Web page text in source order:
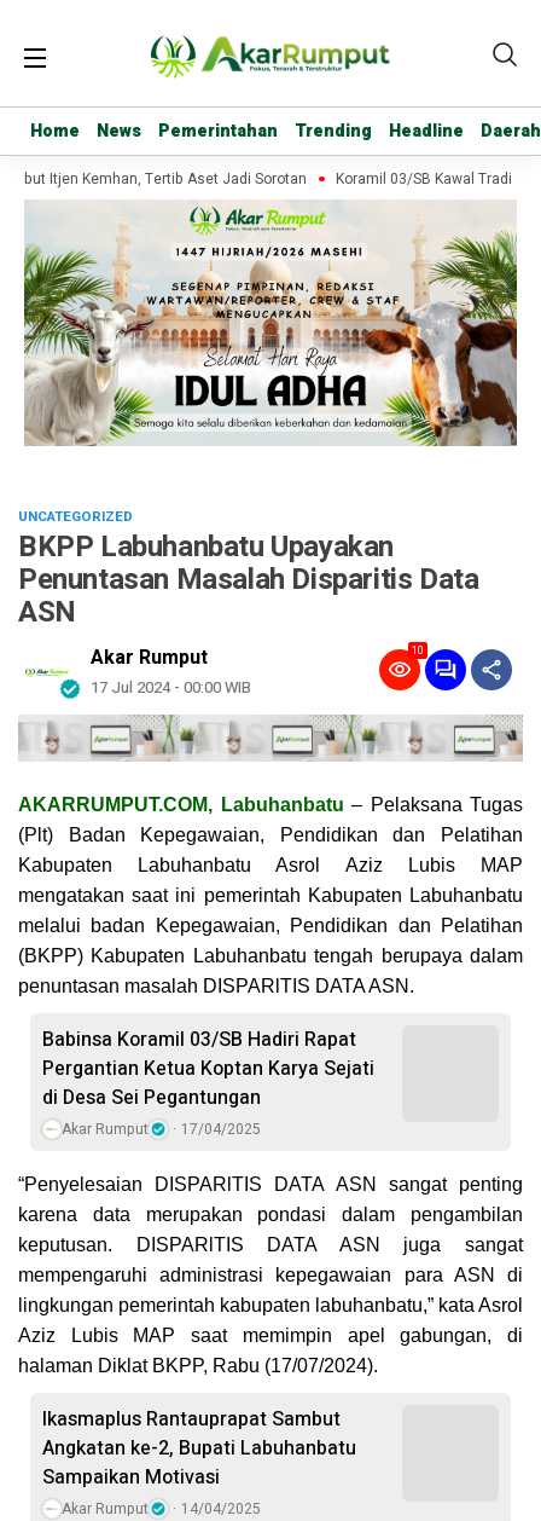
Home News Pemerintahan Trending Headline Daerah
Home News Pemerintahan Trending Headline Daerah
Itjen Kemhan, Tertib Aset Jadi Sorotan Koramil 03/SB Kawal Tradisi
UNCATEGORIZED
BKPP Labuhanbatu Upayakan
Penuntasan Masalah Disparitis Data
ASN
Akar Rumput
17 Jul 2024 - 00:00 WIB
10
AKARRUMPUT.COM, Labuhanbatu – Pelaksana Tugas
(Plt) Badan Kepegawaian, Pendidikan dan Pelatihan
Kabupaten Labuhanbatu Asrol Aziz Lubis MAP
mengatakan saat ini pemerintah Kabupaten Labuhanbatu
melalui badan Kepegawaian, Pendidikan dan Pelatihan
(BKPP) Kabupaten Labuhanbatu tengah berupaya dalam
penuntasan masalah DISPARlTIS DATA ASN.
Babinsa Koramil 03/SB Hadiri Rapat
Pergantian Ketua Koptan Karya Sejati
di Desa Sei Pegantungan
Akar Rumput 17/04/2025
“Penyelesaian DISPARlTIS DATA ASN sangat penting
karena data merupakan pondasi dalam pengambilan
keputusan. DISPARlTIS DATA ASN juga sangat
mempengaruhi administrasi kepegawaian para ASN di
lingkungan pemerintah kabupaten labuhanbatu,” kata Asrol
Aziz Lubis MAP saat memimpin apel gabungan, di
halaman Diklat BKPP, Rabu (17/07/2024).
Ikasmaplus Rantauprapat Sambut
Angkatan ke-2, Bupati Labuhanbatu
Sampaikan Motivasi
Akar Rumput 14/04/2025